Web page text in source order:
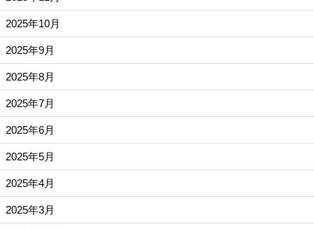
2025年10月
2025年9月
2025年8月
2025年7月
2025年6月
2025年5月
2025年4月
2025年3月